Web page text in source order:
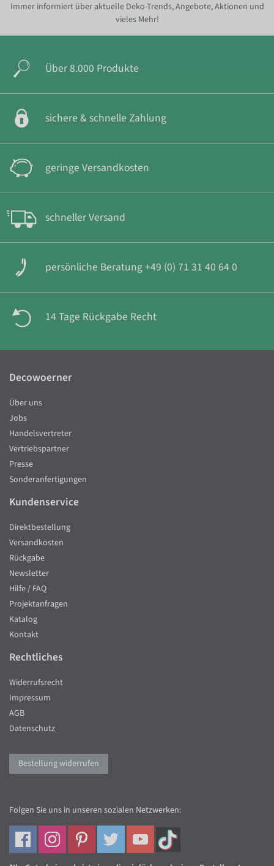
Immer informiert über aktuelle Deko-Trends, Angebote, Aktionen und
vieles Mehr!
Über 8.000 Produkte
sichere & schnelle Zahlung
geringe Versandkosten
schneller Versand
persönliche Beratung +49 (0) 71 31 40 64 0
14 Tage Rückgabe Recht
Decowoerner
Über uns
Jobs
Handelsvertreter
Vertriebspartner
Presse
Sonderanfertigungen
Kundenservice
Direktbestellung
Versandkosten
Rückgabe
Newsletter
Hilfe / FAQ
Projektanfragen
Katalog
Kontakt
Rechtliches
Widerrufsrecht
Impressum
AGB
Datenschutz
Bestellung widerrufen
Folgen Sie uns in unseren sozialen Netzwerken: